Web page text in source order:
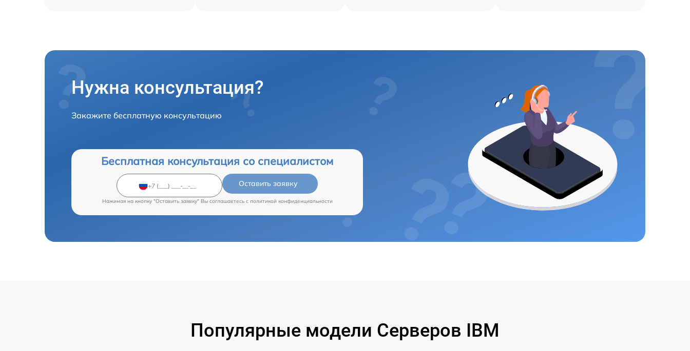
Нужна консультация?
Закажите бесплатную консультацию
Бесплатная консультация со специалистом
Оставить заявку
Нажимая на кнопку "Оставить заявку" Вы соглашаетесь c политикой конфиденциальности
Популярные модели Серверов IBM